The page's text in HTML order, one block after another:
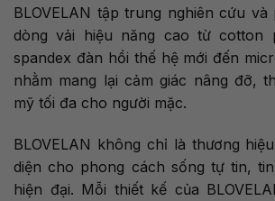
BLOVELAN tập trung nghiên cứu
dòng vải hiệu năng cao từ cotton
spandex đàn hồi thế hệ mới đến
nhằm mang lại cảm giác nâng đỡ,
mỹ tối đa cho người mặc.
BLOVELAN không chỉ là thương
diện cho phong cách sống tự tin,
hiện đại. Mỗi thiết kế của